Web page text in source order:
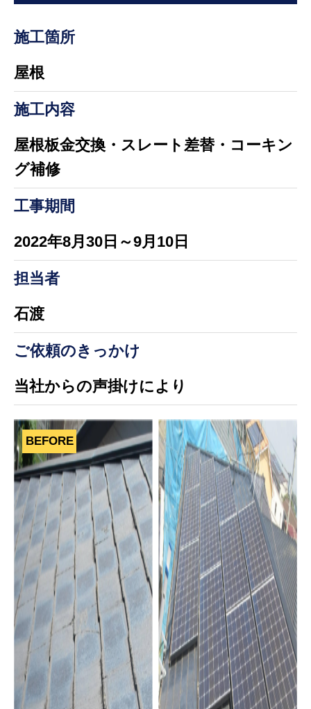
施工箇所
屋根
施工内容
屋根板金交換・スレート差替・コーキン
グ補修
工事期間
2022年8月30日～9月10日
担当者
石渡
ご依頼のきっかけ
当社からの声掛けにより